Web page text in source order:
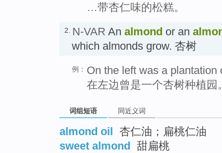
…带杏仁味的松糕。
2. N-VAR An almond or an
which almonds grow. 杏树
例： On the left was a plantation
在左边曾是一个杏树种植园
词组短语 同近义词
almond oil
杏仁油；扁桃仁油
sweet almond
甜扁桃